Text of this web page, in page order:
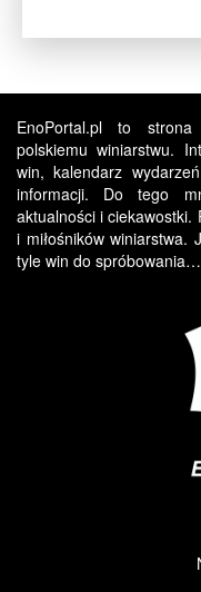
EnoPortal.pl to
polskiemu winiarstwu.
win, kalendarz
informacji. Do tego
aktualności i ciekawostki.
i miłośników winiarstwa.
tyle win do spróbowania…